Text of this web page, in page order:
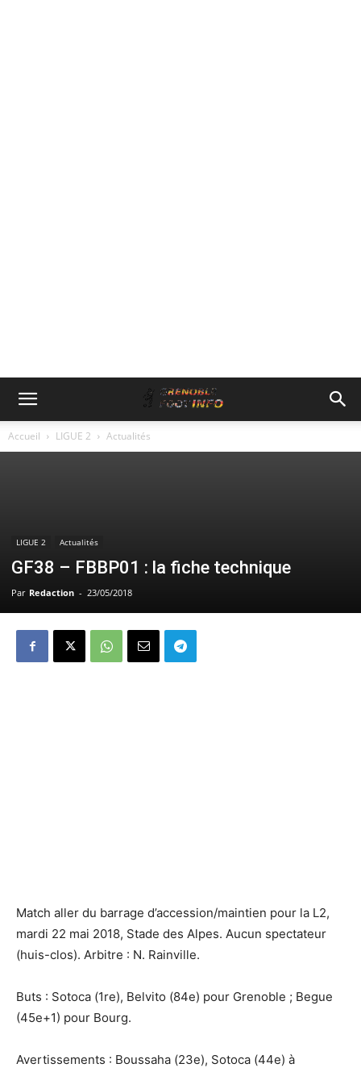
Accueil LIGUE 2 Actualités
LIGUE 2 Actualités
GF38 – FBBP01 : la fiche technique
Par Redaction - 23/05/2018
Match aller du barrage d’accession/maintien pour la L2,
mardi 22 mai 2018, Stade des Alpes. Aucun spectateur
(huis-clos). Arbitre : N. Rainville.
Buts : Sotoca (1re), Belvito (84e) pour Grenoble ; Begue
(45e+1) pour Bourg.
Avertissements : Boussaha (23e), Sotoca (44e) à